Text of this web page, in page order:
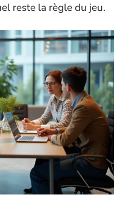
reste la règle du jeu.